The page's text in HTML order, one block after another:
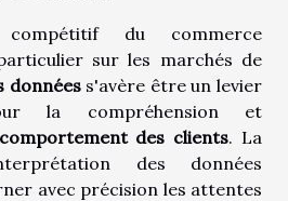
du commerce
sur les marchés de
donnéess'avère être un levier
la compréhension et
comportement des clients. La
des données
avec précision les attentes